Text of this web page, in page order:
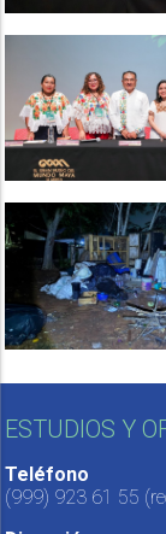
ESTUDIOS Y
Teléfono
(999) 923 61 55